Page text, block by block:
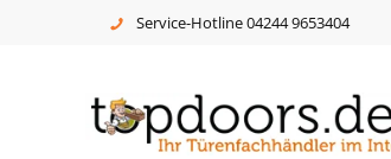
Service-Hotline 04244 9653404